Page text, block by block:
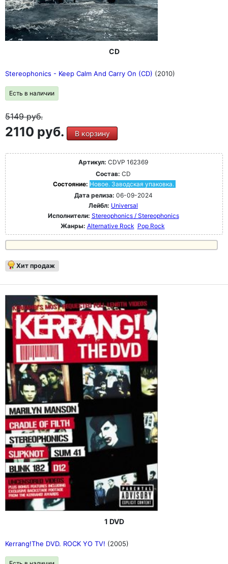
CD
Stereophonics - Keep Calm And Carry On (CD) (2010)
Есть в наличии
5149руб.
2110 руб. В корзину
Артикул: CDVP 162369
Состав: CD
Состояние: Новое. Заводская упаковка.
Дата релиза: 06-09-2024
Лейбл: Universal
Исполнители: Stereophonics / Stereophonics
Жанры: Alternative Rock Pop Rock
Хит продаж
1 DVD
Kerrang!The DVD. ROCK YO TV! (2005)